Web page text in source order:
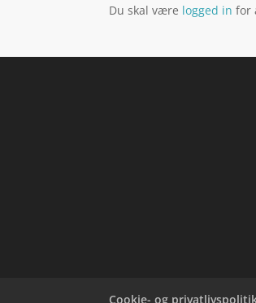
Du skal være logged in for
Cookie- og